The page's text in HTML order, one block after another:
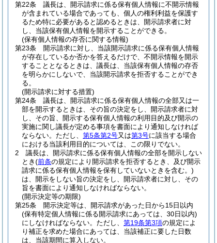
第22条
議長は、開示請求に係る保有個人情報に不開示情報
が含まれている場合であっても、個人の権利利益を保護す
るため特に必要があると認めるときは、開示請求者に対
し、当該保有個人情報を開示することができる。
(保有個人情報の存否に関する情報)
第23条
開示請求に対し、当該開示請求に係る保有個人情報
が存在しているか否かを答えるだけで、不開示情報を開示
することとなるときは、議長は、当該保有個人情報の存否
を明らかにしないで、当該開示請求を拒否することができ
る。
(開示請求に対する措置)
第24条
議長は、開示請求に係る保有個人情報の全部又は一
部を開示するときは、その旨の決定をし、開示請求者に対
し、その旨、開示する保有個人情報の利用目的及び開示の
実施に関し議長が定める事項を書面により通知しなければ
ならない。 ただし、 第5条第2号又は第3号に該当する場合
における当該利用目的については、この限りでない。
2
議長は、開示請求に係る保有個人情報の全部を開示しない
とき(前条の規定により開示請求を拒否するとき、及び開示
請求に係る保有個人情報を保有していないときを含む。)
は、開示をしない旨の決定をし、開示請求者に対し、その
旨を書面により通知しなければならない。
(開示決定等の期限)
第25条
開示決定等は、開示請求があった日から15日以内
(保有特定個人情報に係る開示請求にあっては、30日以内)
にしなければならない。 ただし、 第19条第3項の規定によ
り補正を求めた場合にあっては、当該補正に要した日数
は、当該期間に算入しない。